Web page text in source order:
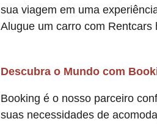
sua viagem em uma
Alugue um carro com Rentcars
Descubra o Mundo com
Booking é o nosso parceiro
suas necessidades de